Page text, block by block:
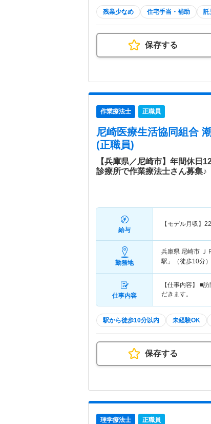
残業少なめ 住宅手当・補助 託
保存する
作業療法士 正職員
尼崎医療生活協同組合
(正職員)
【兵庫県／尼崎市】年間休日
診療所で作業療法士さん募集♪
給与
【モデル月収】
勤務地
兵庫県 尼崎市 Ｊ
駅」（徒歩10分
仕事内容
【仕事内容】 ■
だきます。
駅から徒歩10分以内 未経験OK
保存する
理学療法士 正職員